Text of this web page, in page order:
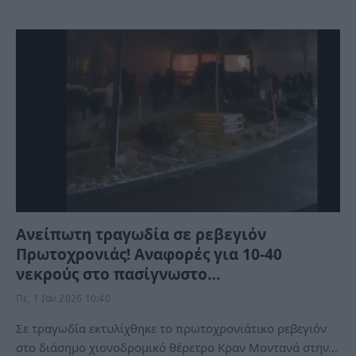
Ανείπωτη τραγωδία σε ρεβεγιόν
Πρωτοχρονιάς! Αναφορές για 10-40
νεκρούς στο πασίγνωστο…
Πε, 1 Ιαν 2026 10:40
Σε τραγωδία εκτυλίχθηκε το πρωτοχρονιάτικο ρεβεγιόν
στο διάσημο χιονοδρομικό θέρετρο Κραν Μοντανά στην…